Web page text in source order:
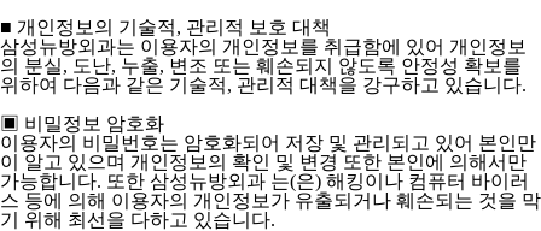
■ 개인정보의 기술적, 관리적 보호 대책
삼성뉴방외과는 이용자의 개인정보를 취급함에 있어 개인정보
의 분실, 도난, 누출, 변조 또는 훼손되지 않도록 안정성 확보를
위하여 다음과 같은 기술적, 관리적 대책을 강구하고 있습니다.
▣ 비밀정보 암호화
이용자의 비밀번호는 암호화되어 저장 및 관리되고 있어 본인만
이 알고 있으며 개인정보의 확인 및 변경 또한 본인에 의해서만
가능합니다. 또한 삼성뉴방외과 는(은) 해킹이나 컴퓨터 바이러
스 등에 의해 이용자의 개인정보가 유출되거나 훼손되는 것을 막
기 위해 최선을 다하고 있습니다.